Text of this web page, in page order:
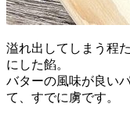
溢れ出してしまう程
にした餡。
バターの風味が良い
て、すでに虜です。